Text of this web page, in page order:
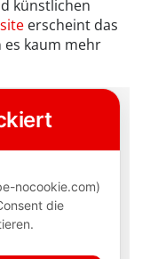
künstlichen
erscheint das
es kaum mehr